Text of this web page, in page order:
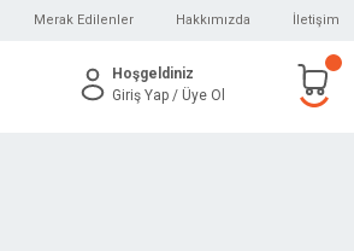
Merak Edilenler Hakkımızda İletişim
Hoşgeldiniz
Giriş Yap / Üye Ol